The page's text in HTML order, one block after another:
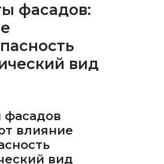
фасадов:
вид
влияние
вид